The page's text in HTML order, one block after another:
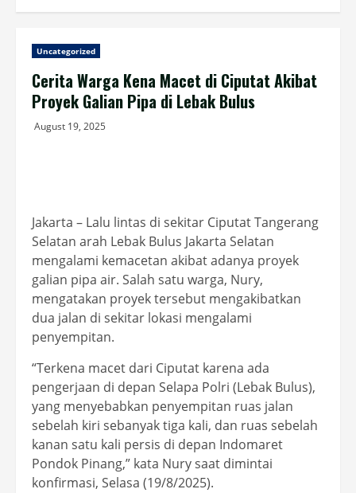
Uncategorized
Cerita Warga Kena Macet di Ciputat Akibat
Proyek Galian Pipa di Lebak Bulus
August 19, 2025
Jakarta – Lalu lintas di sekitar Ciputat Tangerang
Selatan arah Lebak Bulus Jakarta Selatan
mengalami kemacetan akibat adanya proyek
galian pipa air. Salah satu warga, Nury,
mengatakan proyek tersebut mengakibatkan
dua jalan di sekitar lokasi mengalami
penyempitan.
“Terkena macet dari Ciputat karena ada
pengerjaan di depan Selapa Polri (Lebak Bulus),
yang menyebabkan penyempitan ruas jalan
sebelah kiri sebanyak tiga kali, dan ruas sebelah
kanan satu kali persis di depan Indomaret
Pondok Pinang,” kata Nury saat dimintai
konfirmasi, Selasa (19/8/2025).